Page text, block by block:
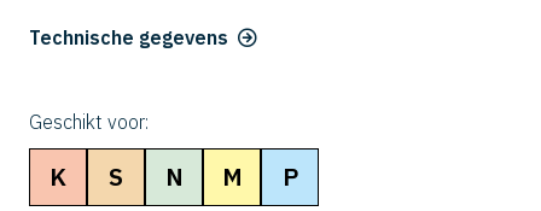
Technische gegevens
Geschikt voor:
K S N M P